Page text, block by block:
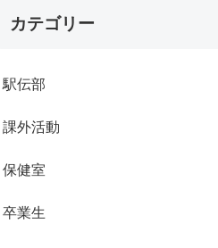
カテゴリー
駅伝部
課外活動
保健室
卒業生